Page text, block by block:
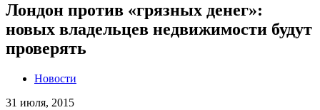
Лондон против «грязных денег»:
новых владельцев недвижимости будут
проверять
Новости
31 июля, 2015